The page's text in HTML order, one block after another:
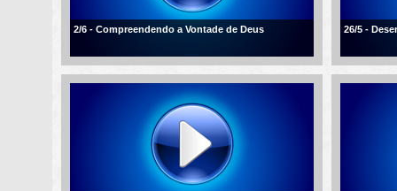
2/6 - Compreendendo a Vontade de Deus 26/5 -